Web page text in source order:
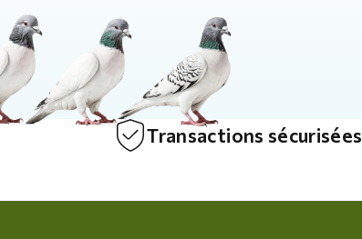
Transactions sécurisées